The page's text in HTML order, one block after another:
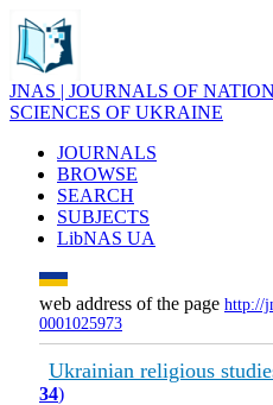
JNAS | JOURNALS OF
SCIENCES OF UKRAINE
JOURNALS
BROWSE
SEARCH
SUBJECTS
LibNAS UA
web address of the page http://
0001025973
Ukrainian religious
34)